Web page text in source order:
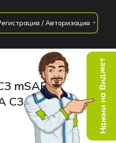
/ Авторизация
Нажми на Виджет
mSAPS,
C3, GF-5